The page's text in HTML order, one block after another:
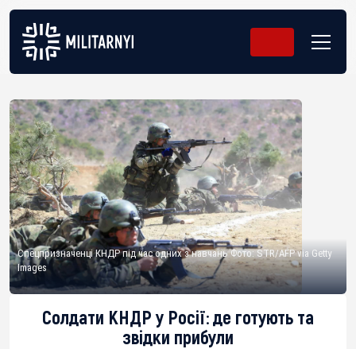
Спецпризначенці КНДР під час одних з навчань Фото: STR/AFP via Getty
Images
Солдати КНДР у Росії: де готують та
звідки прибули